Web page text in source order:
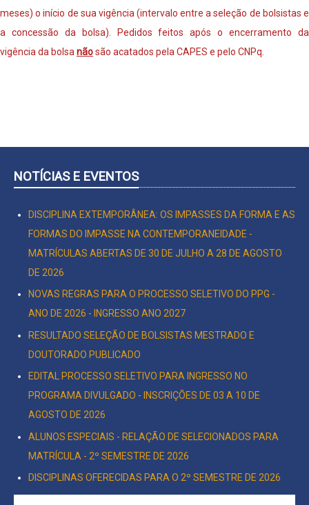
meses) o início de sua vigência (intervalo entre a seleção de bolsistas e
a concessão da bolsa). Pedidos feitos após o encerramento da
vigência da bolsa nãosão acatados pela CAPES e pelo CNPq.
NOTÍCIAS E EVENTOS
DISCIPLINA EXTEMPORÂNEA: OS IMPASSES DA FORMA E AS
FORMAS DO IMPASSE NA CONTEMPORANEIDADE -
MATRÍCULAS ABERTAS DE 30 DE JULHO A 28 DE AGOSTO
DE 2026
NOVAS REGRAS PARA O PROCESSO SELETIVO DO PPG -
ANO DE 2026 - INGRESSO ANO 2027
RESULTADO SELEÇÃO DE BOLSISTAS MESTRADO E
DOUTORADO PUBLICADO
EDITAL PROCESSO SELETIVO PARA INGRESSO NO
PROGRAMA DIVULGADO - INSCRIÇÕES DE 03 A 10 DE
AGOSTO DE 2026
ALUNOS ESPECIAIS - RELAÇÃO DE SELECIONADOS PARA
MATRÍCULA - 2º SEMESTRE DE 2026
DISCIPLINAS OFERECIDAS PARA O 2º SEMESTRE DE 2026